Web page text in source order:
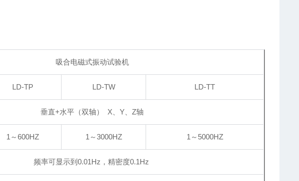
吸合电磁式振动试验机
LD-TP LD-TW LD-TT
垂直+水平（双轴） X、Y、Z轴
1～600HZ 1～3000HZ 1～5000HZ
频率可显示到0.01Hz，精密度0.1Hz